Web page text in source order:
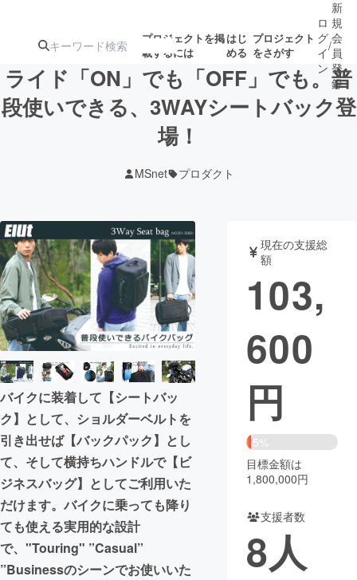
プロジェクトを掲
載するには
はじ
める
プロジェクト
をさがす
注目の新着プロ
テクノロジー・ガジェット
映像・映画 書籍・雑誌
ビジネス・起業 チャレンジ
まちづくり・地域活性化
CAMPFIRE for Social Good
CAMPFIRE Creation
CAMPFIREふるさと納税machi-ya コミュニティ
ロ
グ
イ
ン
/
新
規
会
員
登
録
ライド「ON」でも「OFF」でも。普
段使いできる、3WAYシートバック登
場！
MSnet プロダクト
バイクに装着して【シートバッ
ク】として、ショルダーベルトを
引き出せば【バックパック】とし
て、そして横持ちハンドルで【ビ
ジネスバッグ】としてご利用いた
だけます。バイクに乗っても降り
ても使える実用的な設計
で、"Touring" ”Casual”
”Businessのシーンでお使いいた
現在の支援総
額
103,
600
円
5%
目標金額は
1,800,000円
支援者数
8人